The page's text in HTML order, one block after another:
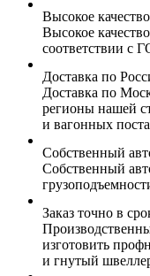
Высокое качество
Высокое
соответствии с
Доставка по
Доставка по
регионы нашей
и вагонных
Собственный
Собственный
Заказ точно в
изготовить
и гнутый